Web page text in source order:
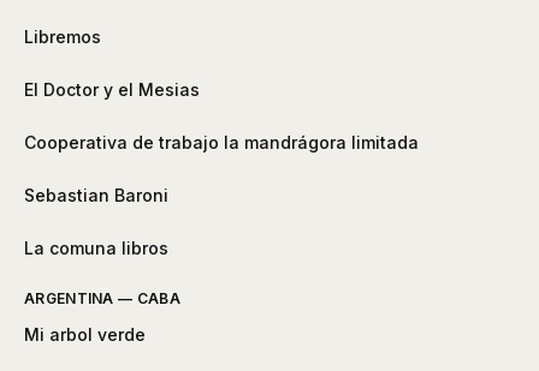
Libremos
El Doctor y el Mesias
Cooperativa de trabajo la mandrágora limitada
Sebastian Baroni
La comuna libros
ARGENTINA — CABA
Mi arbol verde